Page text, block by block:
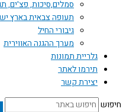
סמלים,סיכות, פצ'ים,
תעופה צבאית בארץ
גיבורי החיל
מערך ההגנה האווירית
גלריית תמונות
תירמו לאתר
יצירת קשר
חיפוש